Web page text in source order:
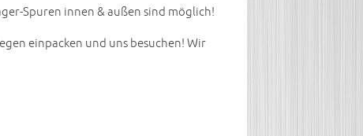
Spuren innen & außen sind möglich!
einpacken und uns besuchen! Wir